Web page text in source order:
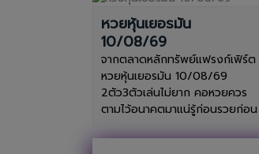
หวยหุ้นเยอรมัน
10/08/69
จากตลาดหลักทรัพย์แฟรงก์เฟิร์ต
หวยหุ้นเยอรมัน 10/08/69
2ตัว3ตัวเล่นไม่ยาก คอหวยควร
ตามไว้อนาคตมาแน่รู้ก่อนรวยก่อน